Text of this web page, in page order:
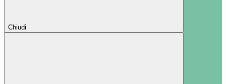
Chiudi